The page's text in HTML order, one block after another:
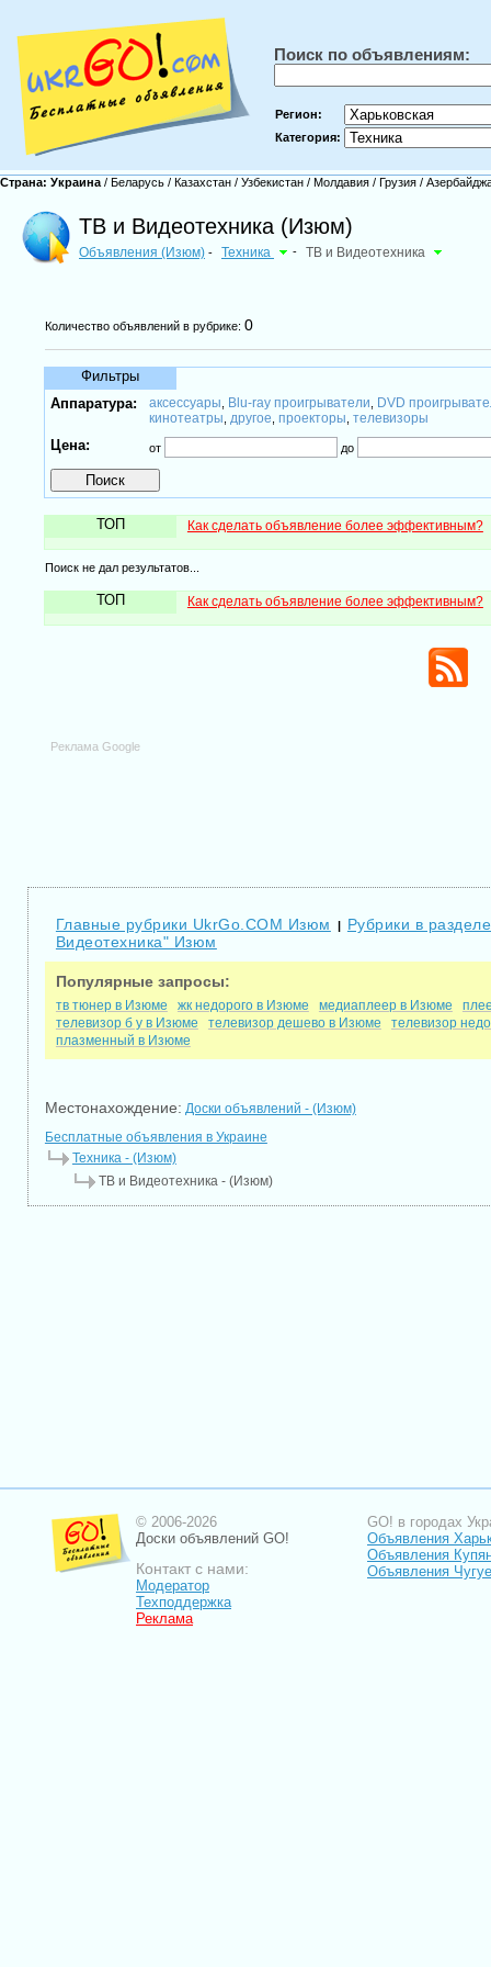
Поиск по объявлениям:
Регион:
Категория:
Страна: Украина / Беларусь / Казахстан / Узбекистан / Молдавия / Грузия /
ТВ и Видеотехника (Изюм)
Объявления (Изюм) - Техника - ТВ и Видеотехника
Количество объявлений в рубрике: 0
Фильтры
Аппаратура:
аксессуары Blu-ray проигрыватели
DVD
кинотеатры другое проекторы телевизоры
Цена: от до
ТОП Как сделать объявление более эффективным?
Поиск не дал результатов...
ТОП Как сделать объявление более эффективным?
Реклама Google
Главные рубрики UkrGo.COM Изюм | Рубрики в
Видеотехника" Изюм
Популярные запросы:
тв тюнер в Изюме жк недорого в Изюме медиаплеер в Изюме
телевизор б у в Изюме
телевизор дешево в Изюме
телевизор
плазменный в Изюме
Местонахождение: Доски объявлений - (Изюм)
Бесплатные объявления в Украине
Техника - (Изюм)
ТВ и Видеотехника - (Изюм)
© 2006-2026
Доски объявлений GO!
Контакт с нами:
Модератор
Техподдержка
Реклама
GO! в городах
Объявления
Объявления
Объявления